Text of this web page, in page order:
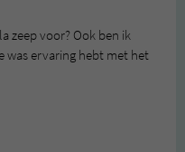
zeep voor? Ook ben ik
was ervaring hebt met het